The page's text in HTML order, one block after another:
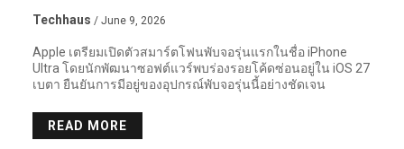
Techhaus / June 9, 2026
Apple เตรียมเปิดตัวสมาร์ตโฟนพับจอรุ่นแรกในชื่อ iPhone
Ultra โดยนักพัฒนาซอฟต์แวร์พบร่องรอยโค้ดซ่อนอยู่ใน iOS 27
เบตา ยืนยันการมีอยู่ของอุปกรณ์พับจอรุ่นนี้อย่างชัดเจน
READ MORE